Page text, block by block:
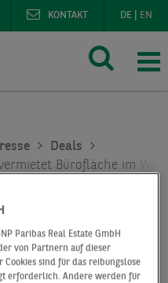
DE EN
KONTAKT
Deals
Bürofläche im
Deka
Paribas Real Estate GmbH
von Partnern auf dieser
sind für das reibungslose
erforderlich. Andere werden für